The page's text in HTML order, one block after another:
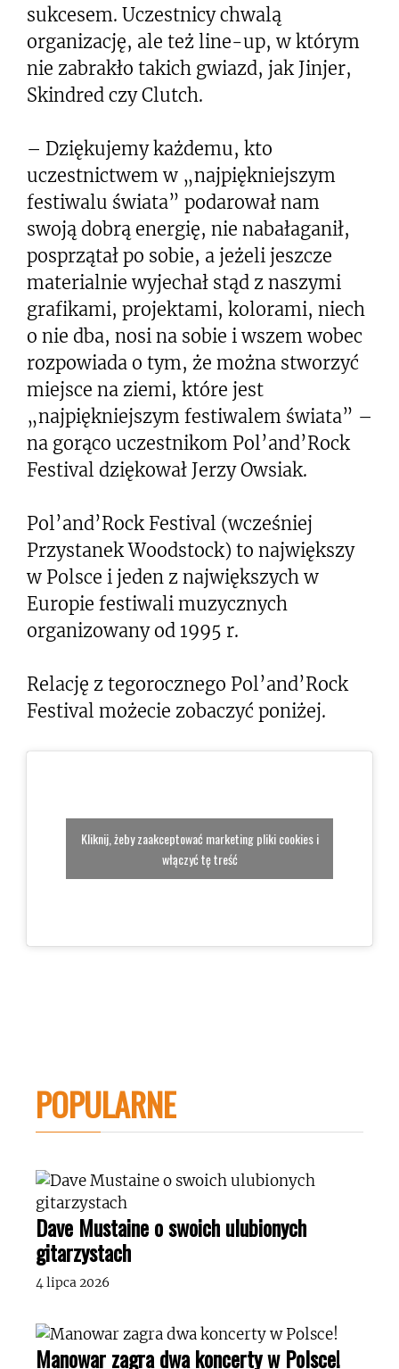
sukcesem. Uczestnicy chwalą
organizację, ale też line-up, w którym
nie zabrakło takich gwiazd, jak Jinjer,
Skindred czy Clutch.
– Dziękujemy każdemu, kto
uczestnictwem w „najpiękniejszym
festiwalu świata” podarował nam
swoją dobrą energię, nie nabałaganił,
posprzątał po sobie, a jeżeli jeszcze
materialnie wyjechał stąd z naszymi
grafikami, projektami, kolorami, niech
o nie dba, nosi na sobie i wszem wobec
rozpowiada o tym, że można stworzyć
miejsce na ziemi, które jest
„najpiękniejszym festiwalem świata” –
na gorąco uczestnikom Pol’and’Rock
Festival dziękował Jerzy Owsiak.
Pol’and’Rock Festival (wcześniej
Przystanek Woodstock) to największy
w Polsce i jeden z największych w
Europie festiwali muzycznych
organizowany od 1995 r.
Relację z tegorocznego Pol’and’Rock
Festival możecie zobaczyć poniżej.
Kliknij, żeby zaakceptować marketing pliki cookies i
włączyć tę treść
POPULARNE
Dave Mustaine o swoich ulubionych
gitarzystach
4 lipca 2026
Manowar zagra dwa koncerty w Polsce!